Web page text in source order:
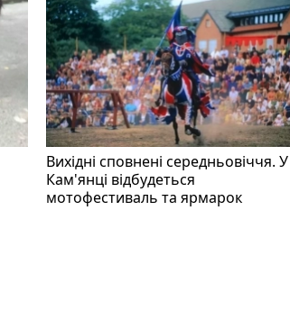
Вихідні сповнені середньовіччя. У
Кам'янці відбудеться
мотофестиваль та ярмарок